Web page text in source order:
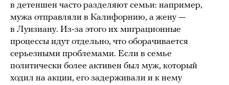
в детеншен часто разделяют семьи: например,
мужа отправляли в Калифорнию, а жену —
в Луизиану. Из-за этого их миграционные
процессы идут отдельно, что оборачивается
серьезными проблемами. Если в семье
политически более активен был муж, который
ходил на акции, его задерживали и к нему